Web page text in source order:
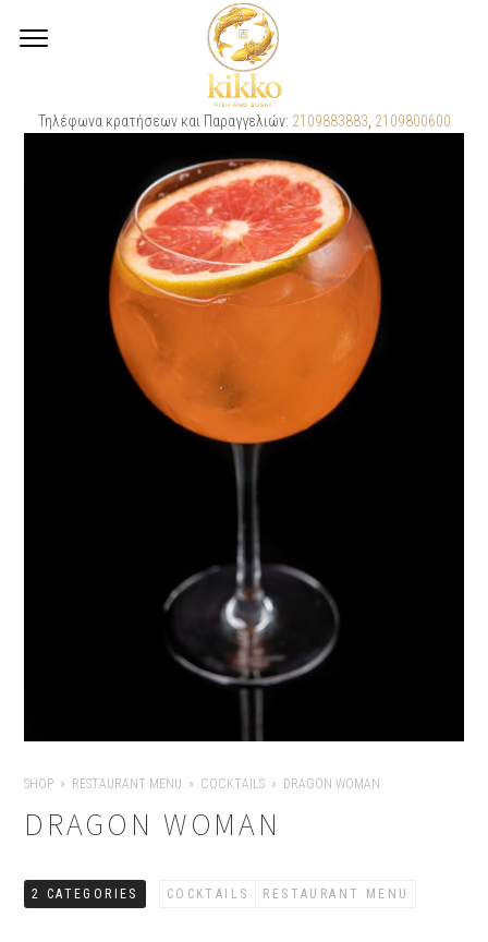
Τηλέφωνα κρατήσεων και Παραγγελιών: 2109883883 2109800600
SHOP RESTAURANT MENU COCKTAILS DRAGON WOMAN
DRAGON WOMAN
2 CATEGORIES COCKTAILS RESTAURANT MENU